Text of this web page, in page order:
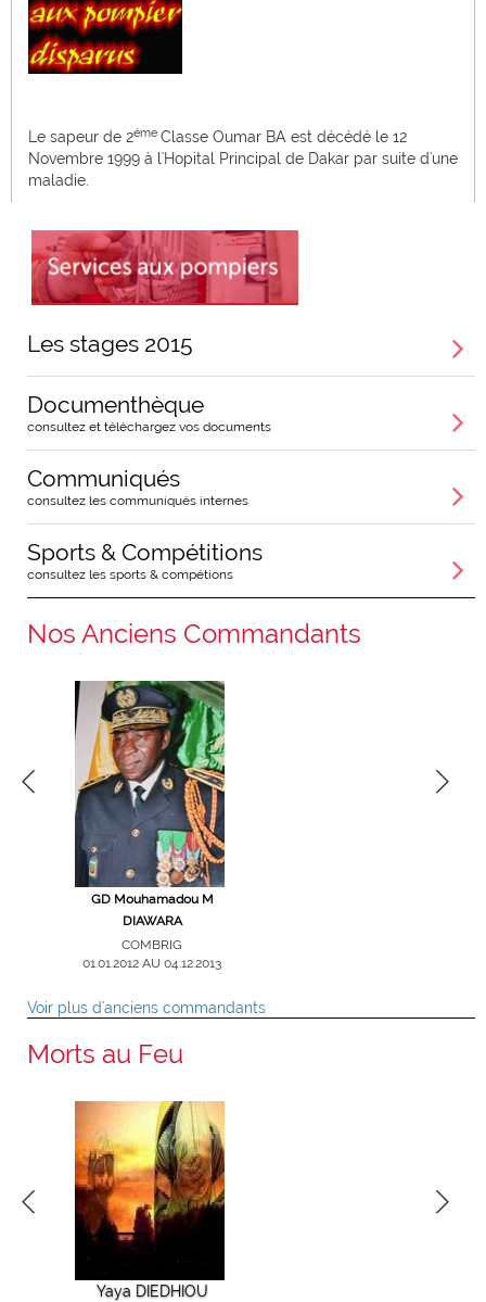
Le sapeur de 2éme Classe Oumar BA est décédé le 12
Novembre 1999 à l'Hopital Principal de Dakar par suite d'une
maladie.
Les stages 2015
Documenthèque
consultez et téléchargez vos documents
Communiqués
consultez les communiqués internes
Sports & Compétitions
consultez les sports & compétions
Nos Anciens Commandants
GD Mouhamadou M
DIAWARA
COMBRIG
01.01.2012 AU 04.12.2013
Voir plus d'anciens commandants
Morts au Feu
Yaya DIEDHIOU